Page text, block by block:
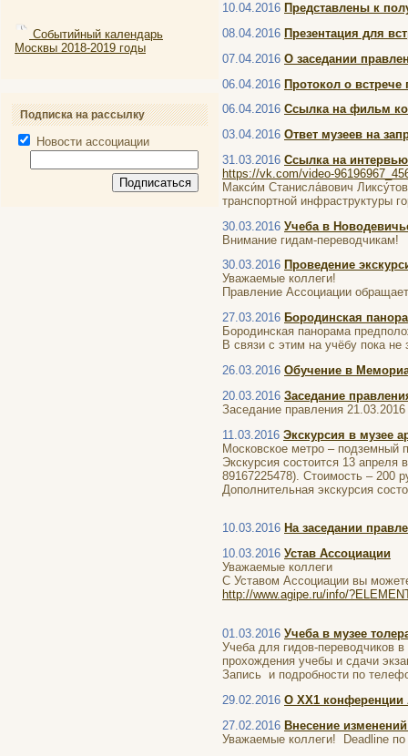
Событийный календарь
Москвы 2018-2019 годы
Подписка на рассылку
Новости ассоциации
10.04.2016 Представлены к
08.04.2016 Презентация для
07.04.2016 О заседании
06.04.2016 Протокол о встрече
06.04.2016 Ссылка на фильм
03.04.2016 Ответ музеев на
31.03.2016 Ссылка на
https://vk.com/video-
Макси́м Станисла́вович
транспортной инфраструктуры
30.03.2016 Учеба в
Внимание гидам-переводчикам!
30.03.2016 Проведение
Уважаемые коллеги!
Правление Ассоциации
27.03.2016 Бородинская
Бородинская панорама
В связи с этим на учёбу пока
26.03.2016 Обучение в
20.03.2016 Заседание
Заседание правления 21.03.2016
11.03.2016 Экскурсия в музее
Московское метро – подземный
Экскурсия состоится 13
89167225478). Стоимость – 200
Дополнительная экскурсия
10.03.2016 На заседании
10.03.2016 Устав Ассоциации
Уважаемые коллеги
С Уставом Ассоциации вы
http://www.agipe.ru/info/
01.03.2016 Учеба в музее
Учеба для гидов-переводчиков
прохождения учебы и сдачи
Запись и подробности по
29.02.2016 О ХХ1 конференции
27.02.2016 Внесение
Уважаемые коллеги! Deadline